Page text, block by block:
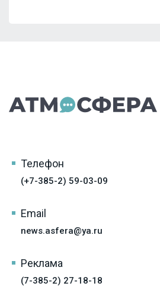
Телефон
(+7-385-2) 59-03-09
Email
news.asfera@ya.ru
Реклама
(7-385-2) 27-18-18